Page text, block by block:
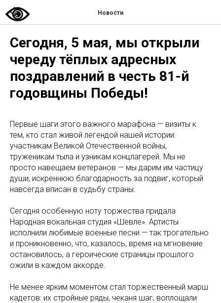
Новости
Сегодня, 5 мая, мы открыли
череду тёплых адресных
поздравлений в честь 81-й
годовщины Победы!
Первые шаги этого важного марафона — визиты к
тем, кто стал живой легендой нашей истории:
участникам Великой Отечественной войны,
труженикам тыла и узникам концлагерей. Мы не
просто навещаем ветеранов — мы дарим им частицу
души, искреннюю благодарность за подвиг, который
навсегда вписан в судьбу страны.
Сегодня особенную ноту торжества придала
Народная вокальная студия «Шевле». Артисты
исполнили любимые военные песни — так трогательно
и проникновенно, что, казалось, время на мгновение
остановилось, а героические страницы прошлого
ожили в каждом аккорде.
Не менее ярким моментом стал торжественный марш
кадетов: их стройные ряды, чеканя шаг, воплощали